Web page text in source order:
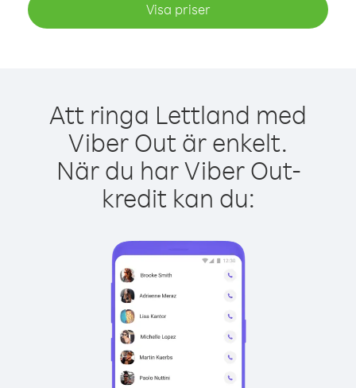
Visa priser
Att ringa Lettland med
Viber Out är enkelt.
När du har Viber Out-
kredit kan du: